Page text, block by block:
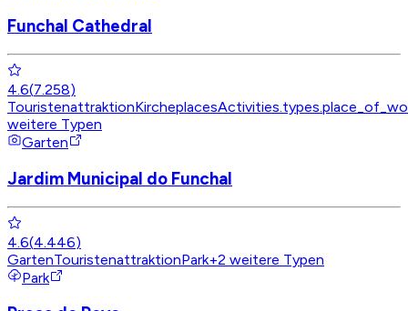
Funchal Cathedral
4.6(7.258)
TouristenattraktionKirche
weitere Typen
Garten
Jardim Municipal do Funchal
4.6(4.446)
GartenTouristenattraktionPark+2 weitere Typen
Park